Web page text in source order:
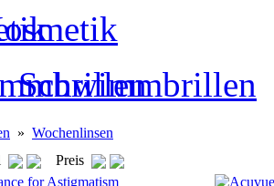
Schwimmbrillen
» Wochenlinsen
Preis